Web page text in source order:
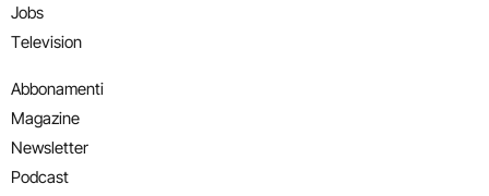
Jobs
Television
Abbonamenti
Magazine
Newsletter
Podcast